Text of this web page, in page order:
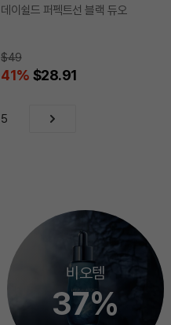
데이쉴드 퍼펙트선 블랙 듀오
$49
41% $28.91
5
비오템
37%